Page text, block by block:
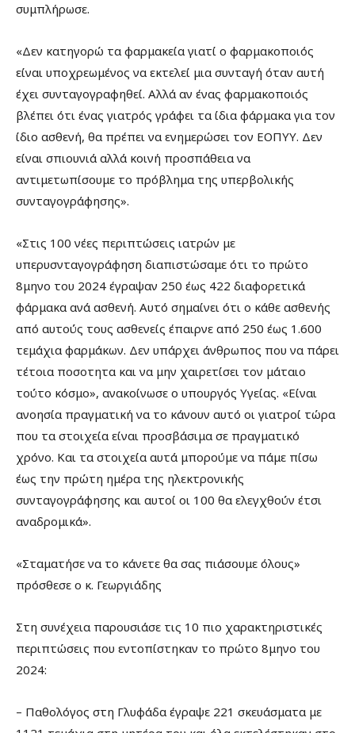
συμπλήρωσε.
«Δεν κατηγορώ τα φαρμακεία γιατί ο φαρμακοποιός
είναι υποχρεωμένος να εκτελεί μια συνταγή όταν αυτή
έχει συνταγογραφηθεί. Αλλά αν ένας φαρμακοποιός
βλέπει ότι ένας γιατρός γράφει τα ίδια φάρμακα για τον
ίδιο ασθενή, θα πρέπει να ενημερώσει τον ΕΟΠΥΥ. Δεν
είναι σπιουνιά αλλά κοινή προσπάθεια να
αντιμετωπίσουμε το πρόβλημα της υπερβολικής
συνταγογράφησης».
«Στις 100 νέες περιπτώσεις ιατρών με
υπερυσνταγογράφηση διαπιστώσαμε ότι το πρώτο
8μηνο του 2024 έγραψαν 250 έως 422 διαφορετικά
φάρμακα ανά ασθενή. Αυτό σημαίνει ότι ο κάθε ασθενής
από αυτούς τους ασθενείς έπαιρνε από 250 έως 1.600
τεμάχια φαρμάκων. Δεν υπάρχει άνθρωπος που να πάρει
τέτοια ποσοτητα και να μην χαιρετίσει τον μάταιο
τούτο κόσμο», ανακοίνωσε ο υπουργός Υγείας. «Είναι
ανοησία πραγματική να το κάνουν αυτό οι γιατροί τώρα
που τα στοιχεία είναι προσβάσιμα σε πραγματικό
χρόνο. Και τα στοιχεία αυτά μπορούμε να πάμε πίσω
έως την πρώτη ημέρα της ηλεκτρονικής
συνταγογράφησης και αυτοί οι 100 θα ελεγχθούν έτσι
αναδρομικά».
«Σταματήσε να το κάνετε θα σας πιάσουμε όλους»
πρόσθεσε ο κ. Γεωργιάδης
Στη συνέχεια παρουσιάσε τις 10 πιο χαρακτηριστικές
περιπτώσεις που εντοπίστηκαν το πρώτο 8μηνο του
2024:
– Παθολόγος στη Γλυφάδα έγραψε 221 σκευάσματα με